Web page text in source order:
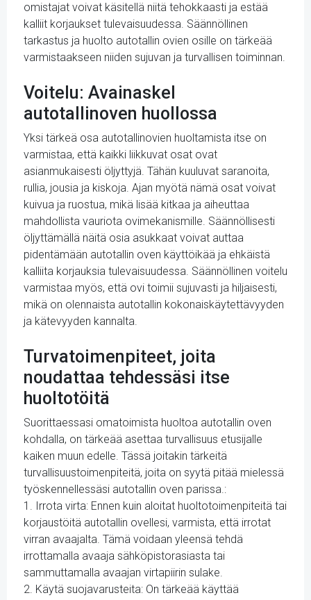
omistajat voivat käsitellä niitä tehokkaasti ja estää
kalliit korjaukset tulevaisuudessa. Säännöllinen
tarkastus ja huolto autotallin ovien osille on tärkeää
varmistaakseen niiden sujuvan ja turvallisen toiminnan.
Voitelu: Avainaskel
autotallinoven huollossa
Yksi tärkeä osa autotallinovien huoltamista itse on
varmistaa, että kaikki liikkuvat osat ovat
asianmukaisesti öljyttyjä. Tähän kuuluvat saranoita,
rullia, jousia ja kiskoja. Ajan myötä nämä osat voivat
kuivua ja ruostua, mikä lisää kitkaa ja aiheuttaa
mahdollista vauriota ovimekanismille. Säännöllisesti
öljyttämällä näitä osia asukkaat voivat auttaa
pidentämään autotallin oven käyttöikää ja ehkäistä
kalliita korjauksia tulevaisuudessa. Säännöllinen voitelu
varmistaa myös, että ovi toimii sujuvasti ja hiljaisesti,
mikä on olennaista autotallin kokonaiskäytettävyyden
ja kätevyyden kannalta.
Turvatoimenpiteet, joita
noudattaa tehdessäsi itse
huoltotöitä
Suorittaessasi omatoimista huoltoa autotallin oven
kohdalla, on tärkeää asettaa turvallisuus etusijalle
kaiken muun edelle. Tässä joitakin tärkeitä
turvallisuustoimenpiteitä, joita on syytä pitää mielessä
työskennellessäsi autotallin oven parissa.:
1. Irrota virta: Ennen kuin aloitat huoltotoimenpiteitä tai
korjaustöitä autotallin ovellesi, varmista, että irrotat
virran avaajalta. Tämä voidaan yleensä tehdä
irrottamalla avaaja sähköpistorasiasta tai
sammuttamalla avaajan virtapiirin sulake.
2. Käytä suojavarusteita: On tärkeää käyttää